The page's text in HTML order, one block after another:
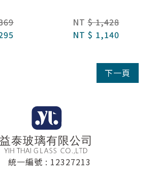
NT $ 1,428
NT $ 1,140
下一頁
統一編號 : 12327213